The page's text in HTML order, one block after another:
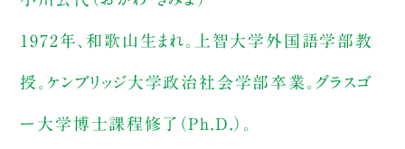
1972年、和歌山生まれ。上智大学外国語学部教
授。ケンブリッジ大学政治社会学部卒業。グラスゴ
ー大学博士課程修了（Ph.D.）。